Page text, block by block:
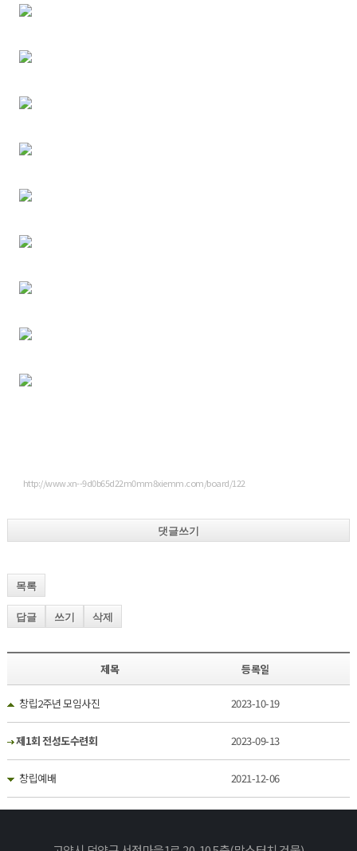
http://www.xn--9d0b65d22m0mm8xiemm.com/board/122
댓글쓰기
목록
답글 쓰기 삭제
제목 등록일
창립2주년 모임사진 2023-10-19
제1회 전성도수련회 2023-09-13
창립예배 2021-12-06